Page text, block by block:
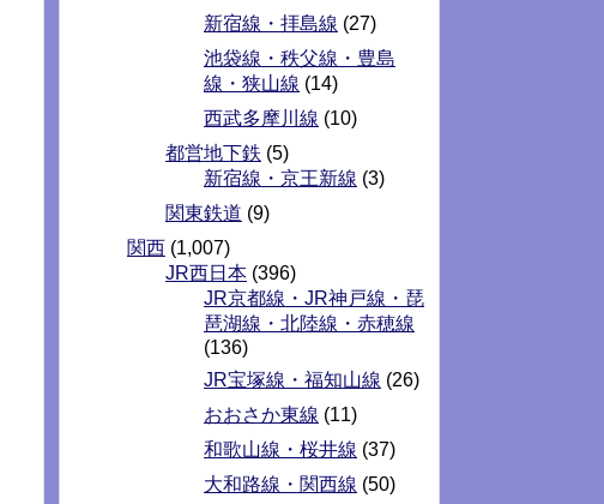
新宿線・拝島線 (27)
池袋線・秩父線・豊島
線・狭山線 (14)
西武多摩川線 (10)
都営地下鉄 (5)
新宿線・京王新線 (3)
関東鉄道 (9)
関西 (1,007)
JR西日本 (396)
JR京都線・JR神戸線・琵
琶湖線・北陸線・赤穂線
(136)
JR宝塚線・福知山線 (26)
おおさか東線 (11)
和歌山線・桜井線 (37)
大和路線・関西線 (50)